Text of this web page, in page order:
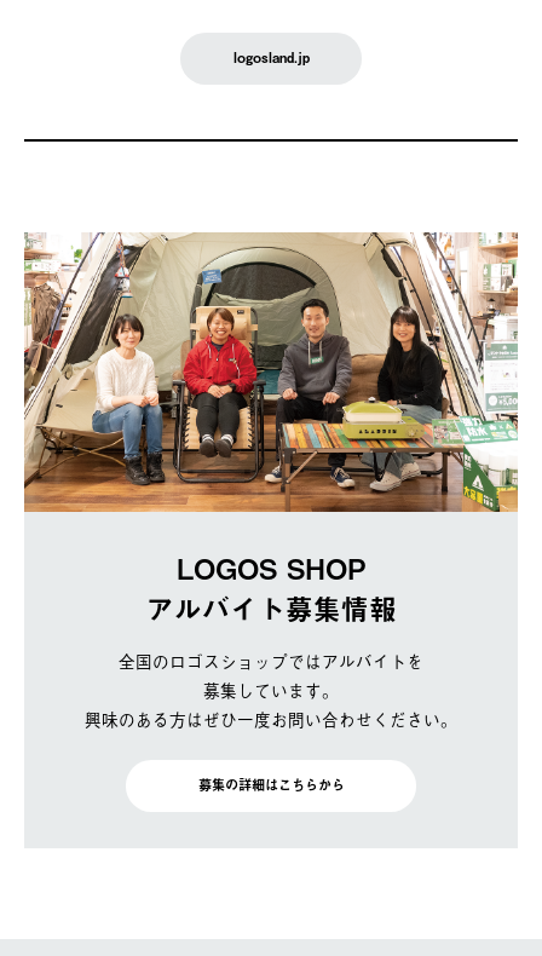
logosland.jp
LOGOS SHOP
アルバイト募集情報
全国のロゴスショップではアルバイトを
募集しています。
興味のある方はぜひ一度お問い合わせください。
募集の詳細はこちらから